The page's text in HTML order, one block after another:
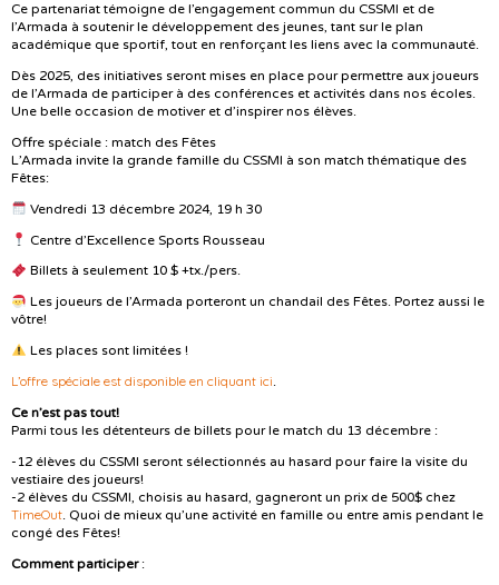
Ce partenariat témoigne de l’engagement commun du CSSMI et de
l’Armada à soutenir le développement des jeunes, tant sur le plan
académique que sportif, tout en renforçant les liens avec la communauté.
Dès 2025, des initiatives seront mises en place pour permettre aux joueurs
de l’Armada de participer à des conférences et activités dans nos écoles.
Une belle occasion de motiver et d’inspirer nos élèves.
Offre spéciale : match des Fêtes
L’Armada invite la grande famille du CSSMI à son match thématique des
Fêtes:
Vendredi 13 décembre 2024, 19 h 30
Centre d’Excellence Sports Rousseau
Billets à seulement 10 $ +tx./pers.
Les joueurs de l’Armada porteront un chandail des Fêtes. Portez aussi le
vôtre!
Les places sont limitées !
L’offre spéciale est disponible en cliquant ici.
Ce n’est pas tout!
Parmi tous les détenteurs de billets pour le match du 13 décembre :
-12 élèves du CSSMI seront sélectionnés au hasard pour faire la visite du
vestiaire des joueurs!
-2 élèves du CSSMI, choisis au hasard, gagneront un prix de 500$ chez
TimeOut. Quoi de mieux qu’une activité en famille ou entre amis pendant le
congé des Fêtes!
Comment participer: